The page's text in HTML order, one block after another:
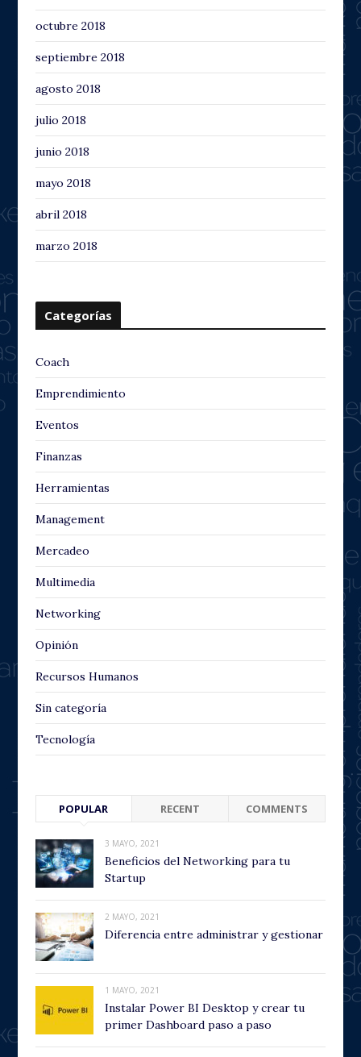
octubre 2018
septiembre 2018
agosto 2018
julio 2018
junio 2018
mayo 2018
abril 2018
marzo 2018
Categorías
Coach
Emprendimiento
Eventos
Finanzas
Herramientas
Management
Mercadeo
Multimedia
Networking
Opinión
Recursos Humanos
Sin categoría
Tecnología
POPULAR RECENT COMMENTS
3 MAYO, 2021
Beneficios del Networking para tu
Startup
2 MAYO, 2021
Diferencia entre administrar y gestionar
1 MAYO, 2021
Instalar Power BI Desktop y crear tu
primer Dashboard paso a paso